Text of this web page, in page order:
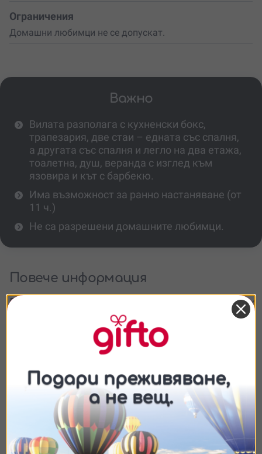
Ограничения
Домашни любимци не се допускат.
Важно
Вилата разполага с кухненски бокс,
трапезария, две стаи – едната със спалня,
а другата със спалня и легло на два етажа,
тоалетна, душ, веранда с изглед към
язовира и кът с барбекю.
Има възможност за ранно настаняване (от
11 ч.)
Не са разрешени домашните любимци.
Повече информация
Разрешени ли са домашни любимци?
Колко души могат да се настанят във
Подходящо ли е преживяването за
подарък?
Има ли кухня?
Подходящо ли е преживяването за
Съгласие Подробности Относно
Ние използваме бисквитки. Използваме
бисквитки и подобни технологии, за да осигурим